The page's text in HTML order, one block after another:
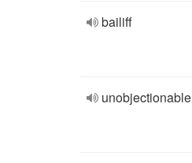
bailiff
unobjectionable